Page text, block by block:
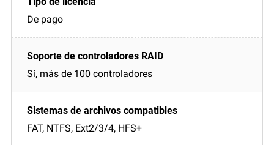
De pago
Sí, más de 100 controladores
FAT, NTFS, Ext2/3/4, HFS+